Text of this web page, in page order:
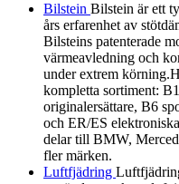
Bilstein Bilstein är ett
års erfarenhet av
Bilsteins patenterade
värmeavledning och
under extrem
kompletta sortiment:
originalersättare, B6
och ER/ES
delar till BMW,
fler märken.
Luftfjädring